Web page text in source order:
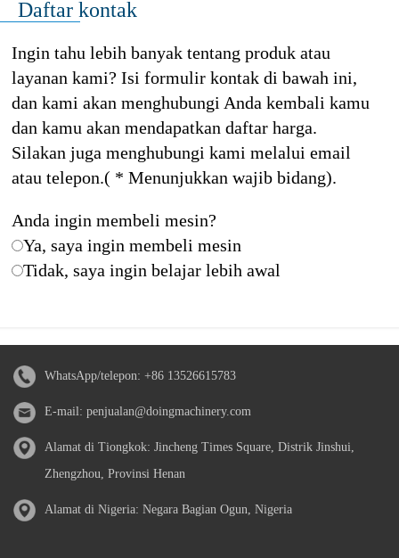
Daftar kontak
Ingin tahu lebih banyak tentang produk atau
layanan kami? Isi formulir kontak di bawah ini,
dan kami akan menghubungi Anda kembali kamu
dan kamu akan mendapatkan daftar harga.
Silakan juga menghubungi kami melalui email
atau telepon.( * Menunjukkan wajib bidang).
Anda ingin membeli mesin?
Ya, saya ingin membeli mesin
Tidak, saya ingin belajar lebih awal
WhatsApp/telepon: +86 13526615783
E-mail: penjualan@doingmachinery.com
Alamat di Tiongkok: Jincheng Times Square, Distrik Jinshui,
Zhengzhou, Provinsi Henan
Alamat di Nigeria: Negara Bagian Ogun, Nigeria